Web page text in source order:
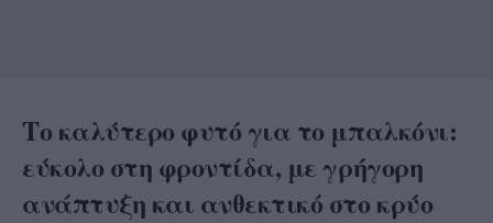
Το καλύτερο φυτό για το μπαλκόνι:
εύκολο στη φροντίδα, με γρήγορη
ανάπτυξη και ανθεκτικό στο κρύο